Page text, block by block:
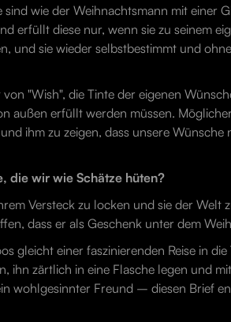
wie der Weihnachtsmann mit einer
erfüllt diese nur, wenn sie zu seinem
und sie wieder selbstbestimmt und
"Wish", die Tinte der eigenen
außen erfüllt werden müssen.
ihm zu zeigen, dass unsere
die wir wie Schätze hüten?
Versteck zu locken und sie der Welt
dass er als Geschenk unter dem
gleicht einer faszinierenden Reise in
ihn zärtlich in eine Flasche legen und
wohlgesinnter Freund – diesen Brief